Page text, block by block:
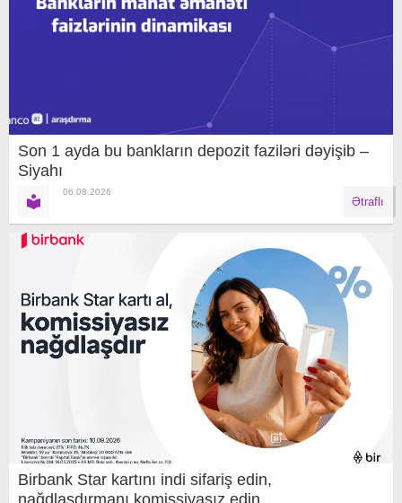
Son 1 ayda bu bankların depozit faziləri dəyişib –
Siyahı
06.08.2026
Ətraflı
Birbank Star kartını indi sifariş edin,
nağdlaşdırmanı komissiyasız edin